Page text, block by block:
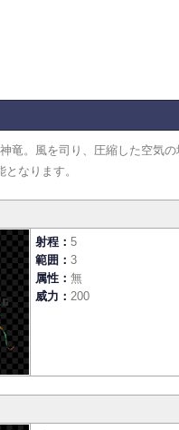
竜。風を司り、圧縮した空気の
なります。
射程
5
範囲
3
属性
無
威力
200